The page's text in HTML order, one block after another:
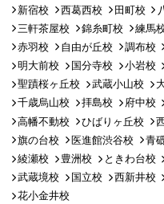
新宿校
西葛西校 田町校
三軒茶屋校
錦糸町校 練馬
赤羽校
自由が丘校 調布校
明大前校
国分寺校 小岩校
聖蹟桜ヶ丘校
武蔵小山校
千歳烏山校
拝島校 府中校
高幡不動校
ひばりヶ丘校
旗の台校
医進館渋谷校 青
綾瀬校
豊洲校 ときわ台校
武蔵境校
国立校 西新井校
花小金井校